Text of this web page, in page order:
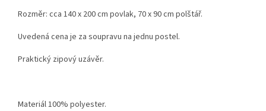
Rozměr: cca 140 x 200 cm povlak, 70 x 90 cm polštář.
Uvedená cena je za soupravu na jednu postel.
Praktický zipový uzávěr.
Materiál 100% polyester.